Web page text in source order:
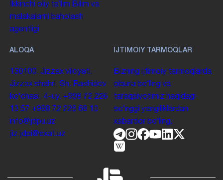
Ikkinchi oliy taʼlim Bilim va
malakalarni baholash
agentligi
ALOQA
130100. Jizzax viloyati,
Jizzax shahri, Sh. Rashidov
koʻchasi, 4-uy. +998 72 226
13 57 +998 72 226 68 10
info@jdpu.uz
jiz.jdpi@exat.uz
IJTIMOIY TARMOQLAR
Bizning ijtimoiy tarmoqlarda
obuna boʻling va
taraqqiyotimiz haqidagi
soʻnggi yangiliklardan
xabardor boʻling.